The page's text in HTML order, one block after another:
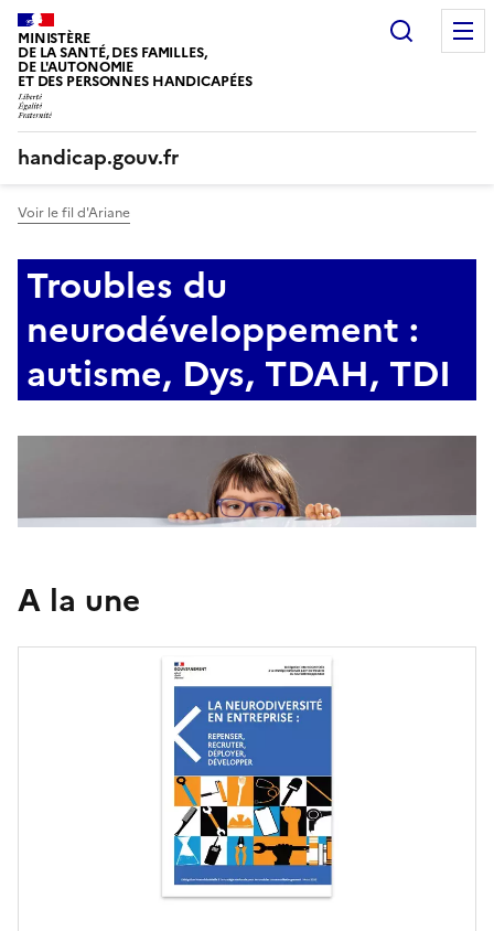
Panneau de gestion des cookies
MINISTÈRE
DE LA SANTÉ, DES FAMILLES,
DE L'AUTONOMIE
ET DES PERSONNES HANDICAPÉES
handicap.gouv.fr
Voir le fil d'Ariane
Troubles du
neurodéveloppement :
autisme, Dys, TDAH, TDI
A la une